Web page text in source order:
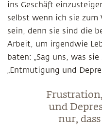
ins Geschäft
selbst wenn ich sie zum
sein, denn sie sind die
Arbeit, um irgendwie
baten: „Sag uns, was
„Entmutigung und
und
nur,